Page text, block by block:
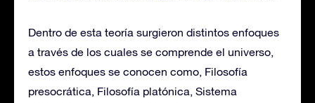
Dentro de esta teoría surgieron distintos enfoques
a través de los cuales se comprende el universo,
estos enfoques se conocen como, Filosofía
presocrática, Filosofía platónica, Sistema